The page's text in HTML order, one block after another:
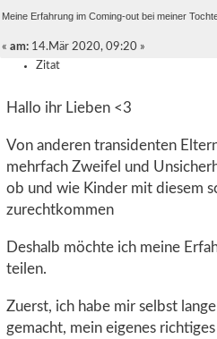
Meine Erfahrung im Coming-out bei meiner
« am: 14.Mär 2020, 09:20 »
Zitat
Hallo ihr Lieben <3
Von anderen transidenten
mehrfach Zweifel und
ob und wie Kinder mit diesem
zurechtkommen
Deshalb möchte ich meine
teilen.
Zuerst, ich habe mir selbst
gemacht, mein eigenes